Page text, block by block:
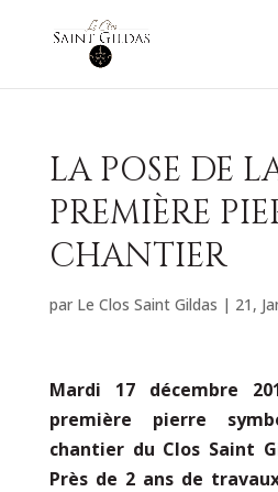
LA POSE DE
PREMIÈRE
CHANTIER
par Le Clos Saint Gildas | 21,
Mardi 17 décembre
première pierre
chantier du Clos Saint
Près de 2 ans de